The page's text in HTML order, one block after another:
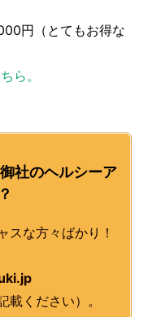
円（とてもお得な
ら。
社のヘルシーア
スな方々ばかり！
載ください）。